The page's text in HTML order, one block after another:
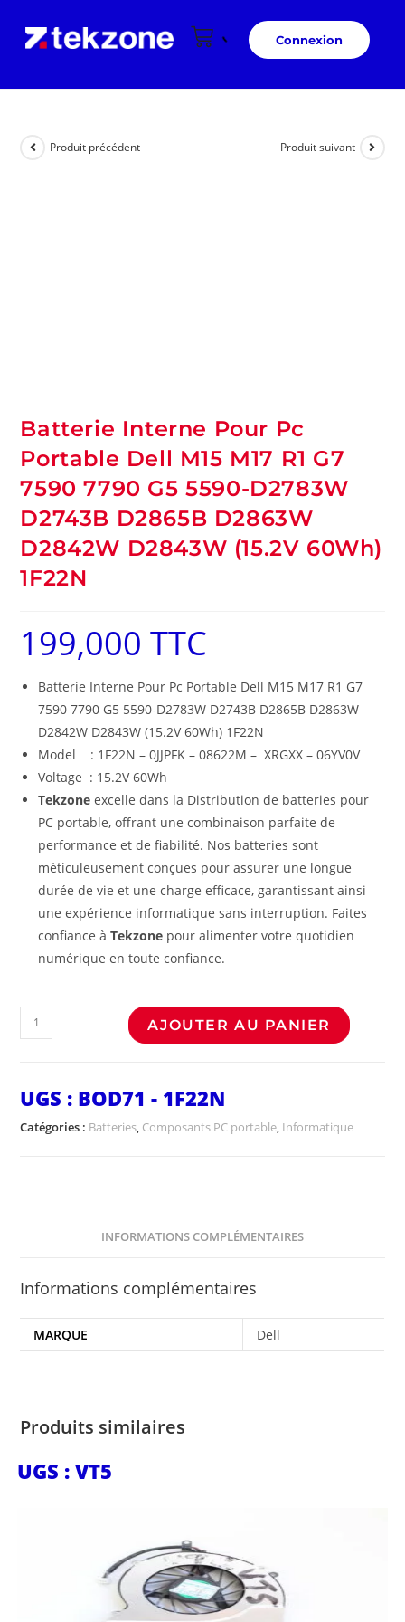
Connexion
Produit précédent Produit suivant
Batterie Interne Pour Pc
Portable Dell M15 M17 R1 G7
7590 7790 G5 5590-D2783W
D2743B D2865B D2863W
D2842W D2843W (15.2V 60Wh)
1F22N
199,000TTC
Batterie Interne Pour Pc Portable Dell M15 M17 R1 G7
7590 7790 G5 5590-D2783W D2743B D2865B D2863W
D2842W D2843W (15.2V 60Wh) 1F22N
Model : 1F22N – 0JJPFK – 08622M – XRGXX – 06YV0V
Voltage : 15.2V 60Wh
Tekzone excelle dans la Distribution de batteries pour
PC portable, offrant une combinaison parfaite de
performance et de fiabilité. Nos batteries sont
méticuleusement conçues pour assurer une longue
durée de vie et une charge efficace, garantissant ainsi
une expérience informatique sans interruption. Faites
confiance àTekzone pour alimenter votre quotidien
numérique en toute confiance.
AJOUTER AU PANIER
UGS : BOD71 - 1F22N
Catégories : Batteries Composants PC portable Informatique
INFORMATIONS COMPLÉMENTAIRES
Informations complémentaires
MARQUE Dell
Produits similaires
UGS : VT5